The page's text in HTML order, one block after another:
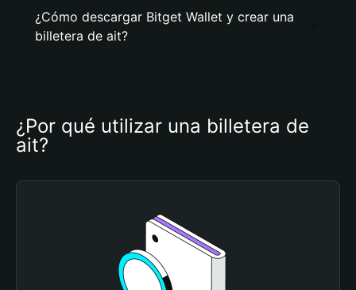
¿Cómo descargar Bitget Wallet y crear una
billetera de ait?
¿Por qué utilizar una billetera de
ait?